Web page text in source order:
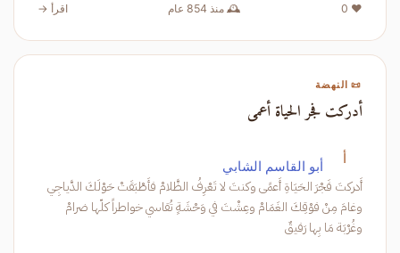
❤️ 0 🕰️ منذ 854 عام اقرأ →
📜 النهضة
أدركت فجر الحياة أعمى
أ أبو القاسم الشابي
أَدركتَ فَجْرَ الحَيَاةِ أَعمًى وكنتَ لا تَعْرِفُ الظَّلامْ فأَطْبَقَتْ حَوْلَكَ الدَّياجِي
وغامَ مِنْ فوْقِكَ الغَمَامْ وعِشْتَ في وَحْشَةٍ تُقاسي خواطراً كلّها ضرامْ
وغُرْبَة مَا بِها رَفيقٌ